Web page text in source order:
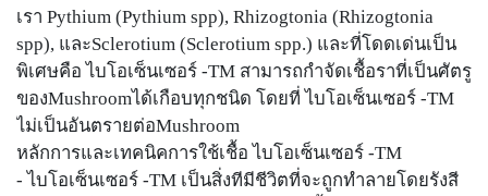
เรา Pythium (Pythium spp), Rhizogtonia (Rhizogtonia
spp), และSclerotium (Sclerotium spp.) และที่โดดเด่นเป็น
พิเศษคือ ไบโอเซ็นเซอร์ -TM สามารถกำจัดเชื้อราที่เป็นศัตรู
ของMushroomได้เกือบทุกชนิด โดยที่ ไบโอเซ็นเซอร์ -TM
ไม่เป็นอันตรายต่อMushroom
หลักการและเทคนิคการใช้เชื้อ ไบโอเซ็นเซอร์ -TM
- ไบโอเซ็นเซอร์ -TM เป็นสิ่งทีมีชีวิตที่จะถูกทำลายโดยรังสี